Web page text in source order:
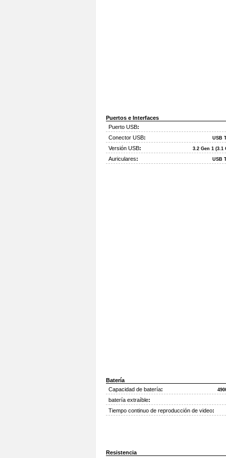
Puertos e Interfaces
Puerto USB:
Conector USB: USB
Versión USB: 3.2 Gen 1 (3.1
Auriculares: USB
Batería
Capacidad de batería:
batería extraíble:
Tiempo continuo de reproducción de video:
Resistencia